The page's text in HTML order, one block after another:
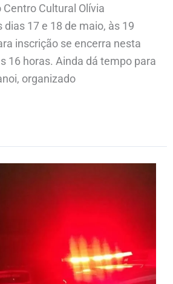
Cultural Olívia
17 e 18 de maio, às 19
inscrição se encerra nesta
16 horas. Ainda dá tempo para
organizado